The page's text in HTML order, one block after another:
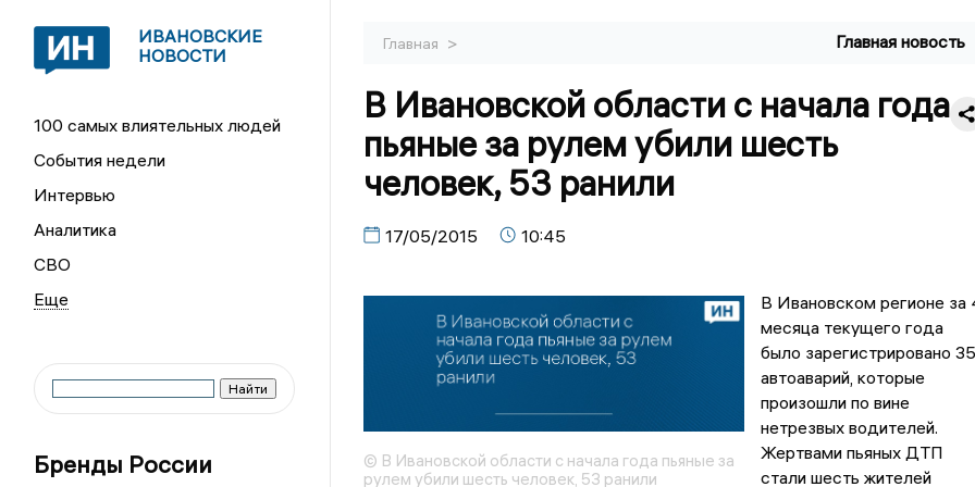
ИВАНОВСКИЕ
НОВОСТИ
100 самых влиятельных людей
События недели
Интервью
Аналитика
СВО
Бренды России
Главная > Главная новость
В Ивановской области с начала года
пьяные за рулем убили шесть
человек, 53 ранили
17/05/2015 10:45
© В Ивановской области с начала года пьяные за
рулем убили шесть человек, 53 ранили
В Ивановском регионе за
месяца текущего года
было зарегистрировано 35
автоаварий, которые
произошли по вине
нетрезвых водителей.
Жертвами пьяных ДТП
стали шесть жителей